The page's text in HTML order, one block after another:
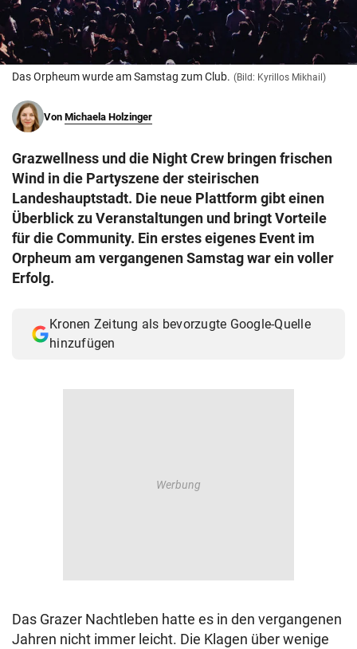
© Krone Multimedia GmbH & Co KG 2026
Muthgasse 2, 1190 Wien
Das Orpheum wurde am Samstag zum Club. (Bild: Kyrillos Mikhail)
Von Michaela Holzinger
Grazwellness und die Night Crew bringen frischen
Wind in die Partyszene der steirischen
Landeshauptstadt. Die neue Plattform gibt einen
Überblick zu Veranstaltungen und bringt Vorteile
für die Community. Ein erstes eigenes Event im
Orpheum am vergangenen Samstag war ein voller
Erfolg.
Kronen Zeitung als bevorzugte Google-Quelle
hinzufügen
Das Grazer Nachtleben hatte es in den vergangenen
Jahren nicht immer leicht. Die Klagen über wenige